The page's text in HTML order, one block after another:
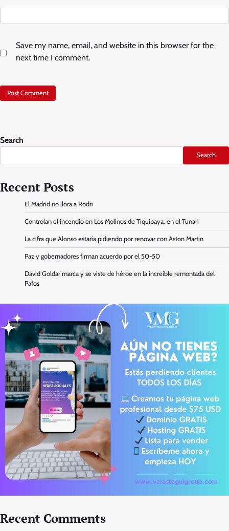
Save my name, email, and website in this browser for the
next time I comment.
Search
Search
Recent Posts
El Madrid no llora a Rodri
Controlan el incendio en Los Molinos de Tiquipaya, en el Tunari
La cifra que Alonso estaría pidiendo por renovar con Aston Martin
Paz y gobernadores firman acuerdo por el 50-50
David Goldar marca y se viste de héroe en la increíble remontada del
Pafos
Recent Comments